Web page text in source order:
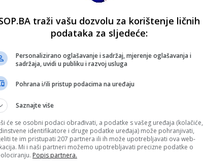
traži vašu dozvolu za korištenje ličnih
podataka za sljedeće:
Personalizirano oglašavanje i sadržaj, mjerenje oglašavanja i
sadržaja, uvidi u publiku i razvoj usluga
Pohrana i/ili pristup podacima na uređaju
Saznajte više
će se osobni podaci obrađivati, a podatke s vašeg uređaja (kolačiće,
identifikatore i druge podatke uređaja) može pohranjivati,
te im pristupati 207 partnera ili ih može upotrebljavati ova web-
Mi i naši partneri možemo upotrebljavati precizne podatke o
Popis partnera.